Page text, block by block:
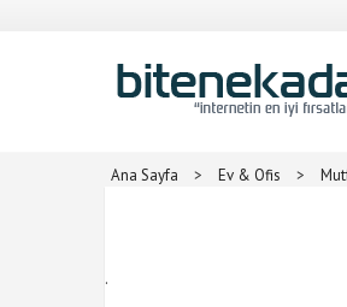
Ana Sayfa > Ev & Ofis >
.